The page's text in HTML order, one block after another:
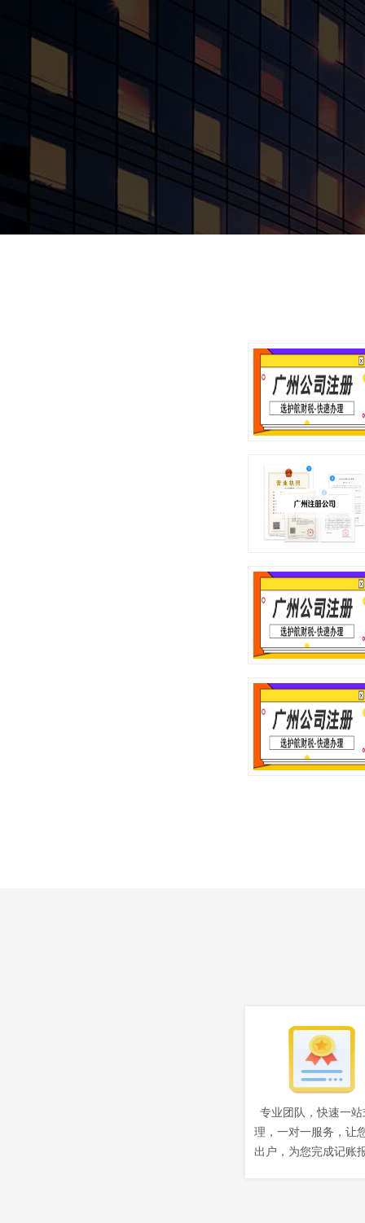
专业团队，快速一站
理，一对一服务，让
出户，为您完成记账